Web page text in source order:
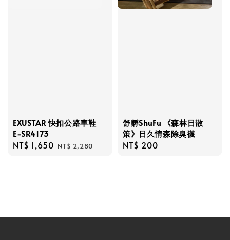
EXUSTAR 快扣公路車鞋
E-SR4173
Sale
NT$ 1,650 Regular
NT$ 2,280
舒孵ShuFu 《森林日散
策》日久情森除臭襪
Regular
NT$ 200